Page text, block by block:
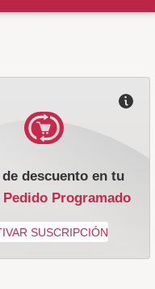
de descuento en tu
Pedido Programado